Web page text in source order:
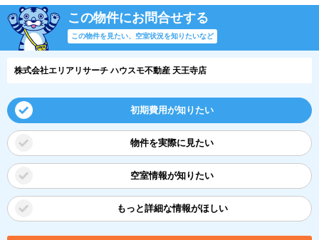
この物件にお問合せする
この物件を見たい、空室状況を知りたいなど
株式会社エリアリサーチ ハウスモ不動産 天王寺店
初期費用が知りたい
物件を実際に見たい
空室情報が知りたい
もっと詳細な情報がほしい